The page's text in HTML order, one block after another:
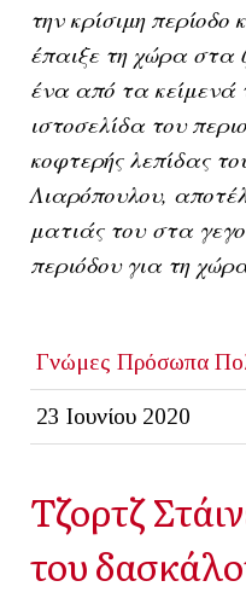
την κρίσιμη
έπαιξε τη χώρα στα
ένα από τα κείμενά
ιστοσελίδα του
κοφτερής λεπίδας
Λιαρόπουλου,
ματιάς τουστα
περιόδου για τη
Γνώμες Πρόσωπα
23 Ιουνίου 2020
Τζορτζ
του